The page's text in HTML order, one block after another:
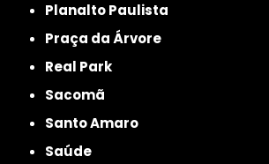
Planalto Paulista
Praça da Árvore
Real Park
Sacomã
Santo Amaro
Saúde